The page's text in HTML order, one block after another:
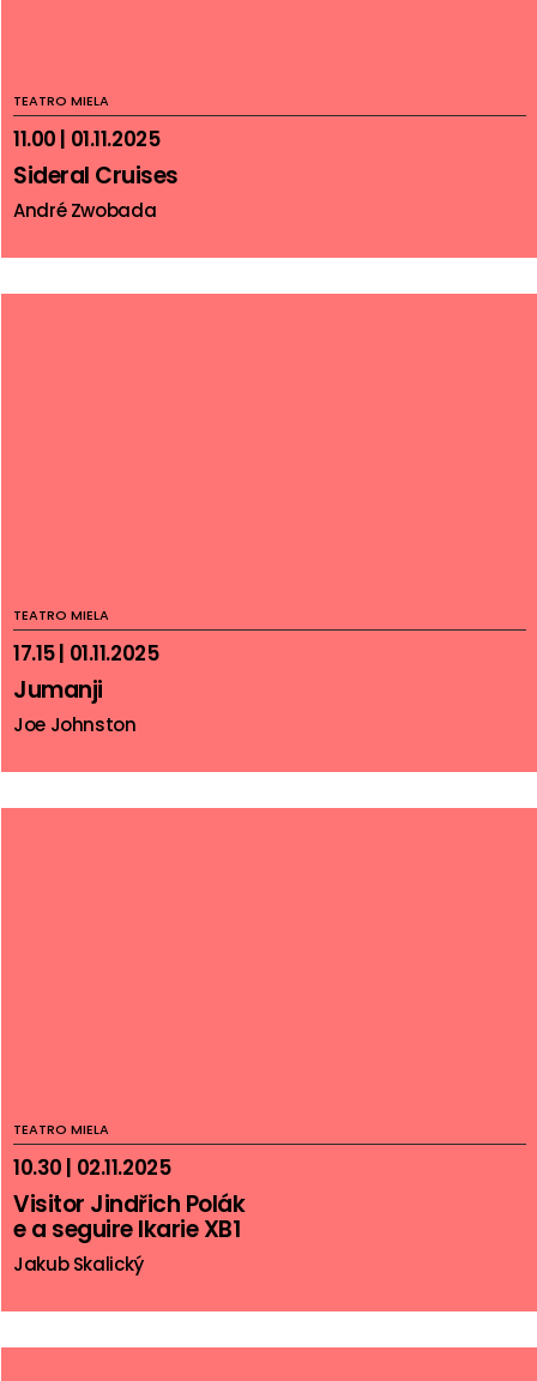
TEATRO MIELA
11.00 | 01.11.2025
Sideral Cruises
André Zwobada
TEATRO MIELA
17.15 | 01.11.2025
Jumanji
Joe Johnston
TEATRO MIELA
10.30 | 02.11.2025
Visitor Jindřich Polák
e a seguire Ikarie XB1
Jakub Skalický